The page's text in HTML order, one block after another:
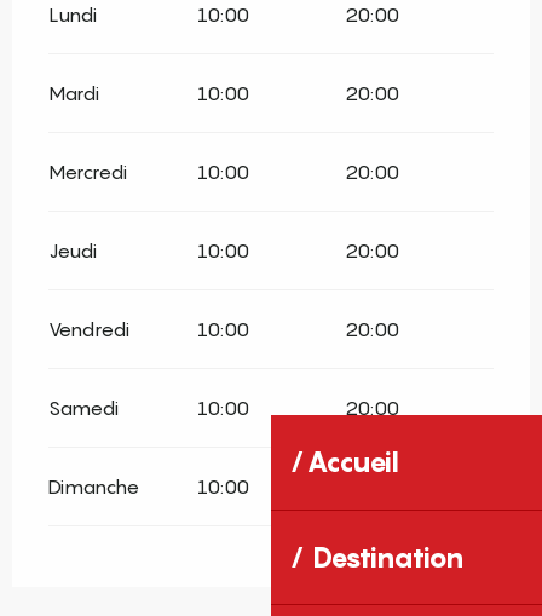
Accueil
Destination
Lundi 10:00 20:00
Mardi 10:00 20:00
Mercredi 10:00 20:00
Jeudi 10:00 20:00
Vendredi 10:00 20:00
Samedi 10:00 20:00
Dimanche 10:00